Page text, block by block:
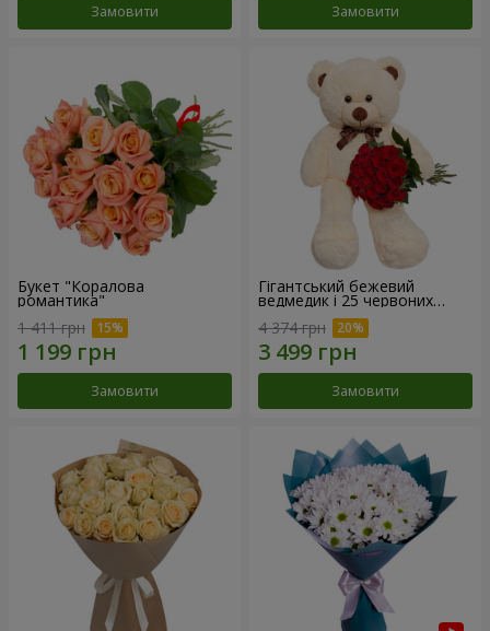
Замовити Замовити
Букет "Коралова
романтика"
1 411 грн
Замовити
Гігантський бежевий
ведмедик і 25 червоних
троянд
4 374 грн
Замовити